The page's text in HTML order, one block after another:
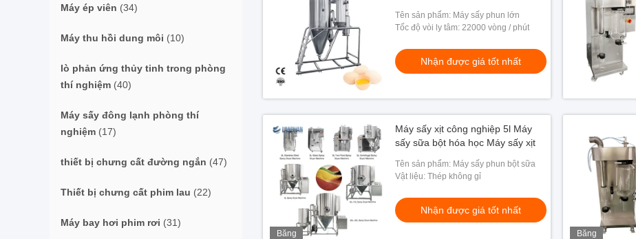
Máy ép viên (34)
Máy thu hồi dung môi (10)
lò phản ứng thủy tinh trong phòng
thí nghiệm (40)
Máy sấy đông lạnh phòng thí
nghiệm (17)
thiết bị chưng cất đường ngắn (47)
Thiết bị chưng cất phim lau (22)
Máy bay hơi phim rơi (31)
Tên sản phẩm: Máy sấy phun lớn
Tốc độ vòi ly tâm: 22000 vòng / phút
Nhận được giá tốt nhất
Băng
Máy sấy xịt công nghiệp 5l Máy
sấy sữa bột hóa học Máy sấy xịt
Tên sản phẩm: Máy sấy phun bột sữa
Vật liệu: Thép không gỉ
Nhận được giá tốt nhất
Băng